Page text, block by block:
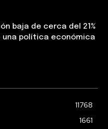
baja de cerca del 21%
una política económica
11768
1661